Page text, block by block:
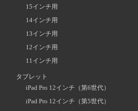
15インチ用
14インチ用
13インチ用
12インチ用
11インチ用
タブレット
iPad Pro 12インチ（第6世代）
iPad Pro 12インチ（第5世代）